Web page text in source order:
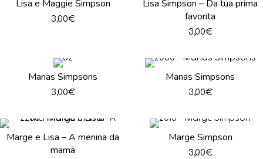
Lisa e Maggie Simpson
3,00€
Lisa Simpson – Da tua prima
favorita
3,00€
Manas Simpsons
3,00€
Manas Simpsons
3,00€
Marge e Lisa – A menina da
mamã
Marge Simpson
3,00€